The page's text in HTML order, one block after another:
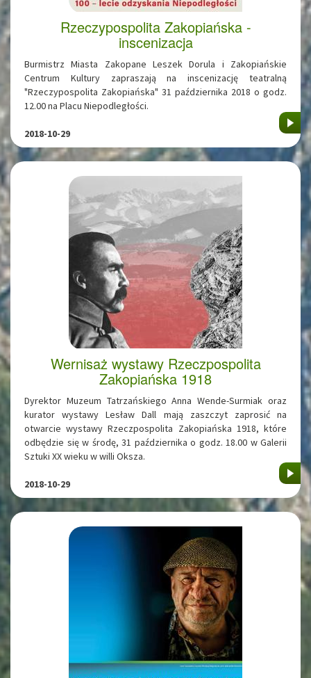
Rzeczypospolita Zakopiańska -
inscenizacja
Burmistrz Miasta Zakopane Leszek Dorula i Zakopiańskie
Centrum Kultury zapraszają na inscenizację teatralną
"Rzeczypospolita Zakopiańska" 31 października 2018 o godz.
12.00 na Placu Niepodległości.
2018-10-29
Wernisaż wystawy Rzeczpospolita
Zakopiańska 1918
Dyrektor Muzeum Tatrzańskiego Anna Wende-Surmiak oraz
kurator wystawy Lesław Dall mają zaszczyt zaprosić na
otwarcie wystawy Rzeczpospolita Zakopiańska 1918, które
odbędzie się w środę, 31 października o godz. 18.00 w Galerii
Sztuki XX wieku w willi Oksza.
2018-10-29